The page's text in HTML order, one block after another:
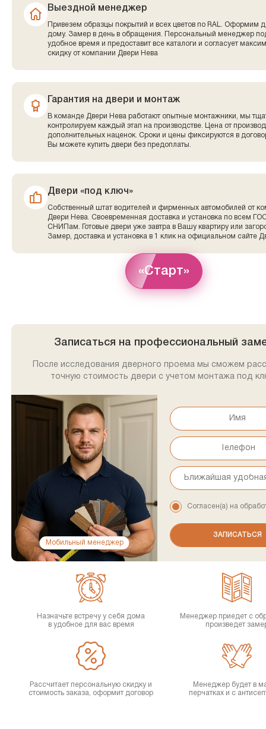
Выездной менеджер
Привезем образцы покрытий и всех цветов по RAL. Оформим
дому. Замер в день в обращения. Персональный менеджер
удобное время и предоставит все каталоги и согласует
скидку от компании Двери Нева
Гарантия на двери и монтаж
В команде Двери Нева работают опытные монтажники, мы
контролируем каждый этап на производстве. Цена от
дополнительных наценок. Сроки и цены фиксируются в
Вы можете купить двери без предоплаты.
Двери «под ключ»
Собственный штат водителей и фирменных автомобилей от
Двери Нева. Своевременная доставка и установка по всем
СНИПам. Готовые двери уже завтра в Вашу квартиру или
Замер, доставка и установка в 1 клик на официальном сайте
«Старт»
Записаться на профессиональный
После исследования дверного проема мы сможем
точную стоимость двери с учетом монтажа под
Мобильный менеджер
Согласен(а) на
Назначьте встречу у себя дома
в удобное для вас время
Менеджер приедет с
произведет
Рассчитает персональную скидку и
стоимость заказа, оформит договор
Менеджер будет в
перчатках и с